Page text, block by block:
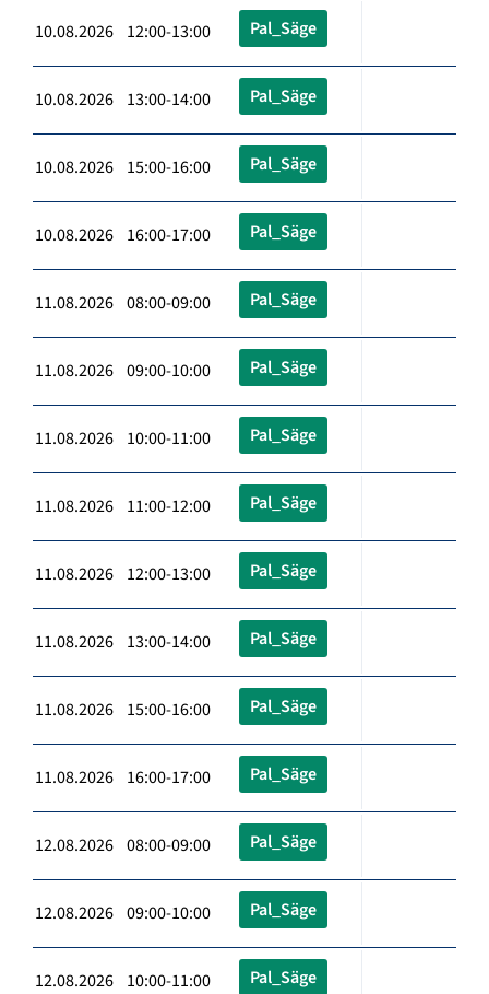
10.08.2026 12:00-13:00 Pal_Säge
10.08.2026 13:00-14:00 Pal_Säge
10.08.2026 15:00-16:00 Pal_Säge
10.08.2026 16:00-17:00 Pal_Säge
11.08.2026 08:00-09:00 Pal_Säge
11.08.2026 09:00-10:00 Pal_Säge
11.08.2026 10:00-11:00 Pal_Säge
11.08.2026 11:00-12:00 Pal_Säge
11.08.2026 12:00-13:00 Pal_Säge
11.08.2026 13:00-14:00 Pal_Säge
11.08.2026 15:00-16:00 Pal_Säge
11.08.2026 16:00-17:00 Pal_Säge
12.08.2026 08:00-09:00 Pal_Säge
12.08.2026 09:00-10:00 Pal_Säge
12.08.2026 10:00-11:00 Pal_Säge